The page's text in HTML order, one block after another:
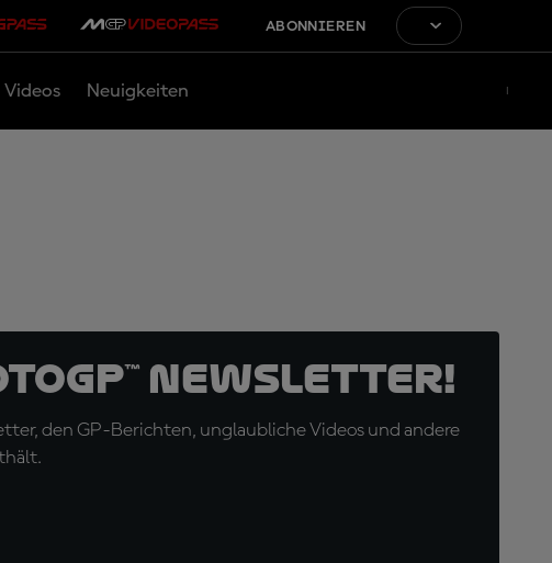
ABONNIEREN
Videos Neuigkeiten
Newsletter!
den GP-Berichten, unglaubliche Videos und andere